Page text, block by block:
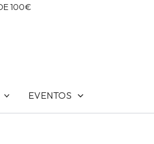
100€
EVENTOS